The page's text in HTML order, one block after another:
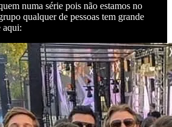
numa série pois não estamos no
qualquer de pessoas tem grande
aqui: